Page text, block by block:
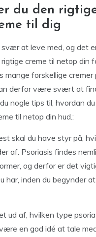
du den
til dig
at leve med, og det
creme til netop din
mange forskellige cremer
derfor være svært at
nogle tips til, hvordan
til netop din hud.:
skal du have styr på,
af. Psoriasis findes
og derfor er det
har, inden du begynder
ud af, hvilken type
en god idé at tale